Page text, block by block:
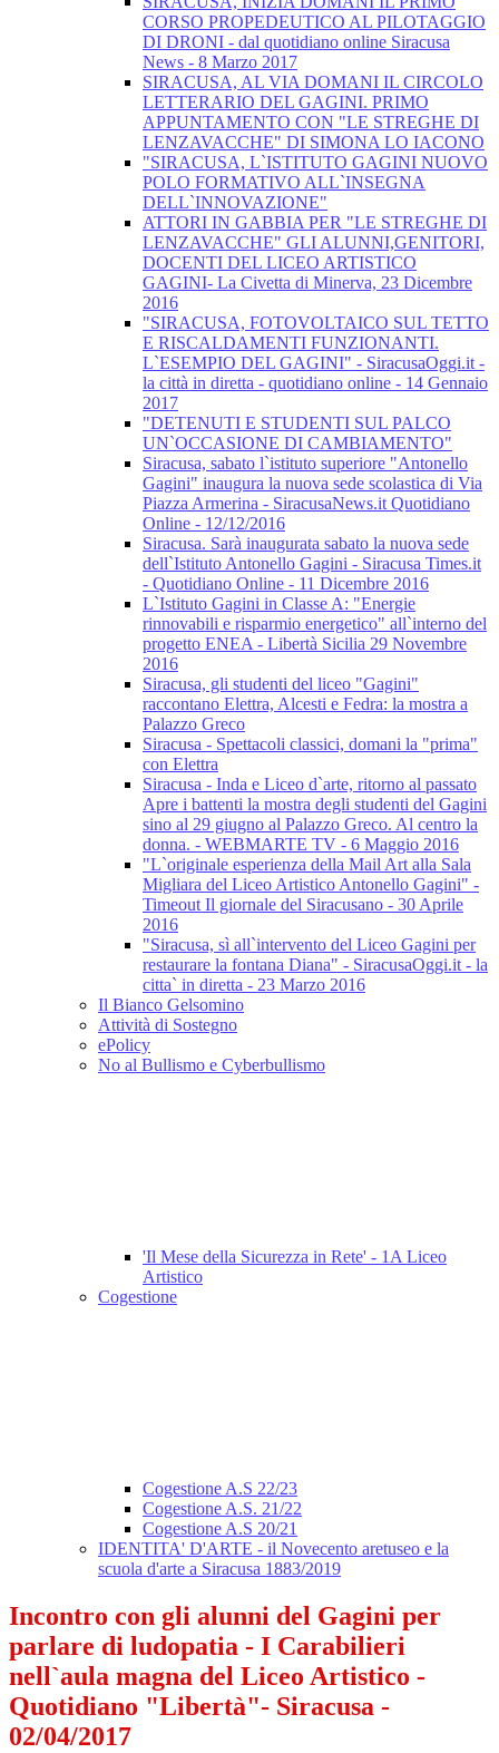
CORSO PROPEDEUTICO AL PILOTAGGIO
DI DRONI - dal quotidiano online Siracusa
News - 8 Marzo 2017
SIRACUSA, AL VIA DOMANI IL CIRCOLO
LETTERARIO DEL GAGINI. PRIMO
APPUNTAMENTO CON "LE STREGHE DI
LENZAVACCHE" DI SIMONA LO IACONO
"SIRACUSA, L`ISTITUTO GAGINI NUOVO
POLO FORMATIVO ALL`INSEGNA
DELL`INNOVAZIONE"
ATTORI IN GABBIA PER "LE STREGHE DI
LENZAVACCHE" GLI ALUNNI,GENITORI,
DOCENTI DEL LICEO ARTISTICO
GAGINI- La Civetta di Minerva, 23 Dicembre
2016
"SIRACUSA, FOTOVOLTAICO SUL TETTO
E RISCALDAMENTI FUNZIONANTI.
L`ESEMPIO DEL GAGINI" - SiracusaOggi.it -
la città in diretta - quotidiano online - 14 Gennaio
2017
"DETENUTI E STUDENTI SUL PALCO
UN`OCCASIONE DI CAMBIAMENTO"
Siracusa, sabato l`istituto superiore "Antonello
Gagini" inaugura la nuova sede scolastica di Via
Piazza Armerina - SiracusaNews.it Quotidiano
Online - 12/12/2016
Siracusa. Sarà inaugurata sabato la nuova sede
dell`Istituto Antonello Gagini - Siracusa Times.it
- Quotidiano Online - 11 Dicembre 2016
L`Istituto Gagini in Classe A: "Energie
rinnovabili e risparmio energetico" all`interno del
progetto ENEA - Libertà Sicilia 29 Novembre
2016
Siracusa, gli studenti del liceo "Gagini"
raccontano Elettra, Alcesti e Fedra: la mostra a
Palazzo Greco
Siracusa - Spettacoli classici, domani la "prima"
con Elettra
Siracusa - Inda e Liceo d`arte, ritorno al passato
Apre i battenti la mostra degli studenti del Gagini
sino al 29 giugno al Palazzo Greco. Al centro la
donna. - WEBMARTE TV - 6 Maggio 2016
"L`originale esperienza della Mail Art alla Sala
Migliara del Liceo Artistico Antonello Gagini" -
Timeout Il giornale del Siracusano - 30 Aprile
2016
"Siracusa, sì all`intervento del Liceo Gagini per
restaurare la fontana Diana" - SiracusaOggi.it - la
citta` in diretta - 23 Marzo 2016
Il Bianco Gelsomino
Attività di Sostegno
ePolicy
No al Bullismo e Cyberbullismo
'Il Mese della Sicurezza in Rete' - 1A Liceo
Artistico
Cogestione
Cogestione A.S 22/23
Cogestione A.S. 21/22
Cogestione A.S 20/21
IDENTITA' D'ARTE - il Novecento aretuseo e la
scuola d'arte a Siracusa 1883/2019
Incontro con gli alunni del Gagini per
parlare di ludopatia - I Carabilieri
nell`aula magna del Liceo Artistico -
Quotidiano "Libertà"- Siracusa -
02/04/2017